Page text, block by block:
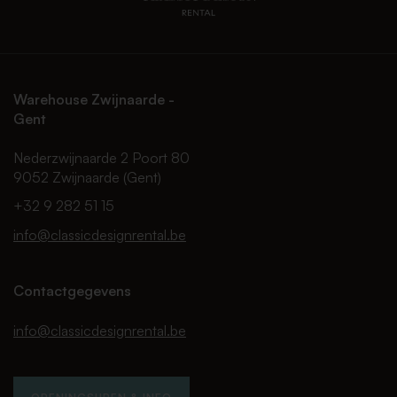
Warehouse Zwijnaarde -
Gent
Nederzwijnaarde 2 Poort 80
9052 Zwijnaarde (Gent)
+32 9 282 51 15
info@classicdesignrental.be
Contactgegevens
info@classicdesignrental.be